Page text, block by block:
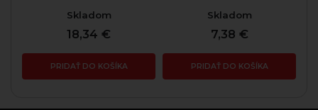
Skladom
18,34 €
PRIDAŤ DO KOŠÍKA
Skladom
7,38 €
PRIDAŤ DO KOŠÍKA